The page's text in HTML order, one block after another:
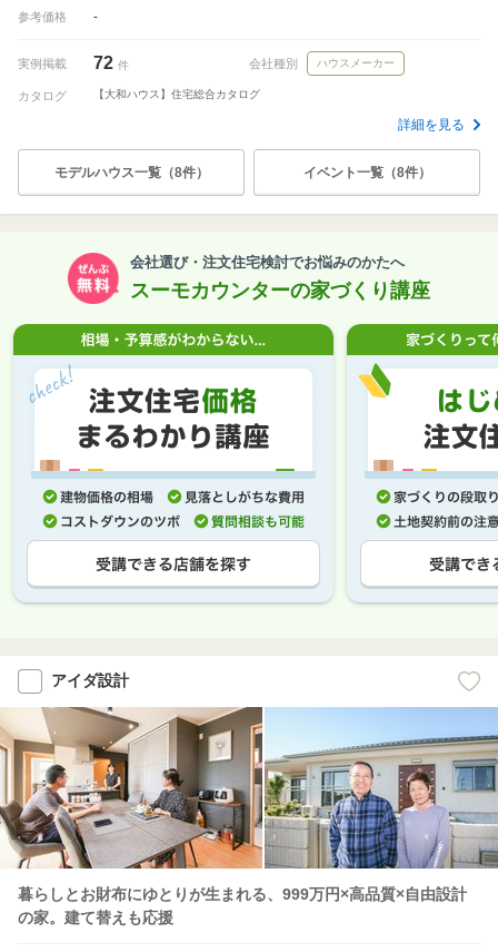
参考価格 -
実例掲載 72 件 会社種別 ハウスメーカー
カタログ 【大和ハウス】住宅総合カタログ
詳細を見る
モデルハウス一覧（8件） イベント一覧（8件）
会社選び・注文住宅検討でお悩みのかたへ
スーモカウンターの家づくり講座
アイダ設計
暮らしとお財布にゆとりが生まれる、999万円×高品質×自由設計
の家。建て替えも応援